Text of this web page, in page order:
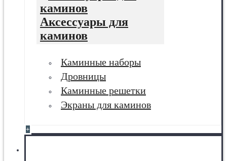
Аксессуары для
каминов
Каминные наборы
Дровницы
Каминные решетки
Экраны для каминов
+